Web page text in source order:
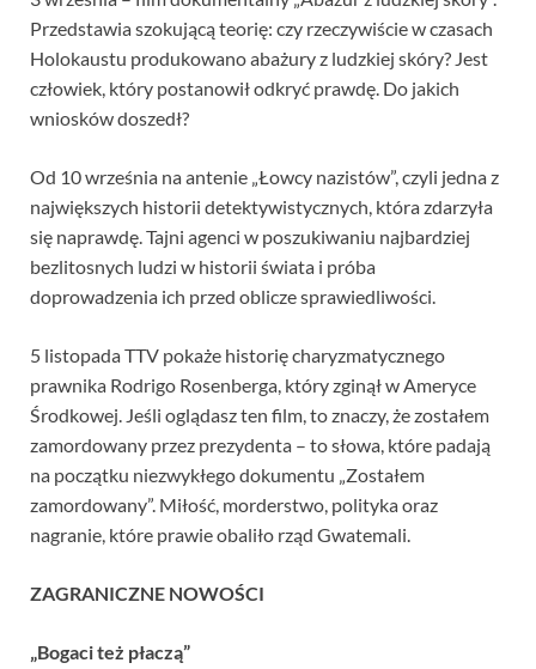
Przedstawia szokującą teorię: czy rzeczywiście w czasach
Holokaustu produkowano abażury z ludzkiej skóry? Jest
człowiek, który postanowił odkryć prawdę. Do jakich
wniosków doszedł?
Od 10 września na antenie „Łowcy nazistów”, czyli jedna z
największych historii detektywistycznych, która zdarzyła
się naprawdę. Tajni agenci w poszukiwaniu najbardziej
bezlitosnych ludzi w historii świata i próba
doprowadzenia ich przed oblicze sprawiedliwości.
5 listopada TTV pokaże historię charyzmatycznego
prawnika Rodrigo Rosenberga, który zginął w Ameryce
Środkowej. Jeśli oglądasz ten film, to znaczy, że zostałem
zamordowany przez prezydenta – to słowa, które padają
na początku niezwykłego dokumentu „Zostałem
zamordowany”. Miłość, morderstwo, polityka oraz
nagranie, które prawie obaliło rząd Gwatemali.
ZAGRANICZNE NOWOŚCI
„Bogaci też płaczą”